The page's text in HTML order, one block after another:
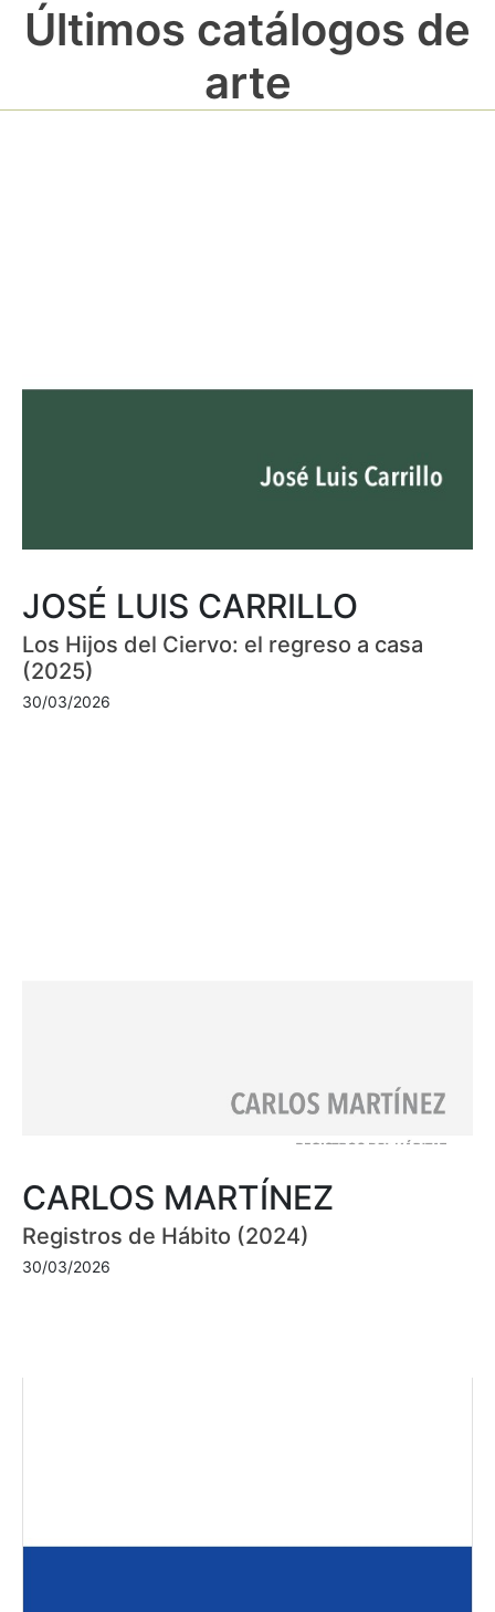
Últimos catálogos de
arte
JOSÉ LUIS CARRILLO
Los Hijos del Ciervo: el regreso a casa
(2025)
30/03/2026
CARLOS MARTÍNEZ
Registros de Hábito (2024)
30/03/2026